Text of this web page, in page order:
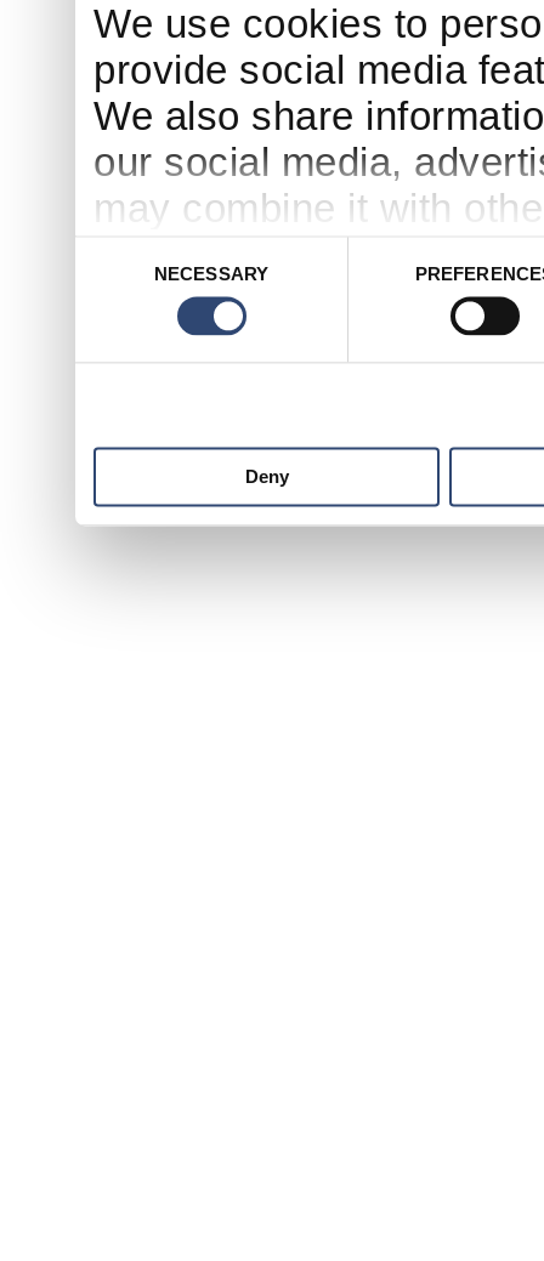
We use cookies to
provide social media
We also share
our social media,
may combine it with
services.
NECESSARY
Deny